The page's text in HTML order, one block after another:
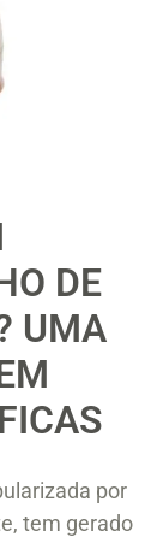
DE
UMA
por
tem gerado